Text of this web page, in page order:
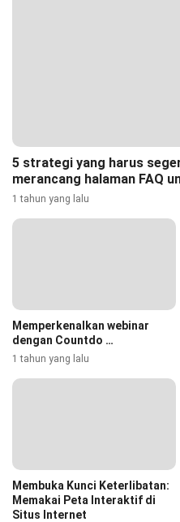
5 strategi yang harus
merancang halaman FAQ
1 tahun yang lalu
Memperkenalkan webinar
dengan Countdo …
1 tahun yang lalu
Membuka Kunci Keterlibatan:
Memakai Peta Interaktif di
Situs Internet